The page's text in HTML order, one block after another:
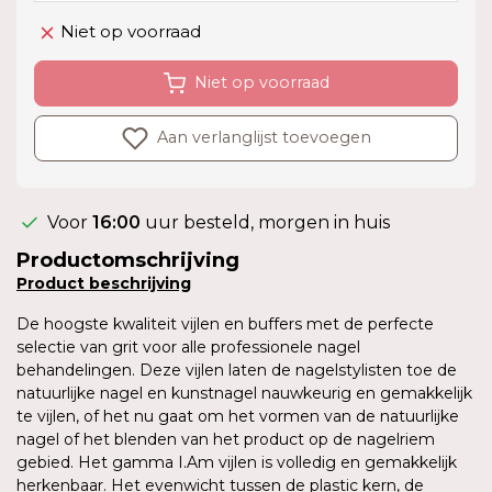
Niet op voorraad
Niet op voorraad
Aan verlanglijst toevoegen
Voor 16:00 uur besteld, morgen in huis
Productomschrijving
Product beschrijving
De hoogste kwaliteit vijlen en buffers met de perfecte
selectie van grit voor alle professionele nagel
behandelingen. Deze vijlen laten de nagelstylisten toe de
natuurlijke nagel en kunstnagel nauwkeurig en gemakkelijk
te vijlen, of het nu gaat om het vormen van de natuurlijke
nagel of het blenden van het product op de nagelriem
gebied. Het gamma I.Am vijlen is volledig en gemakkelijk
herkenbaar. Het evenwicht tussen de plastic kern, de